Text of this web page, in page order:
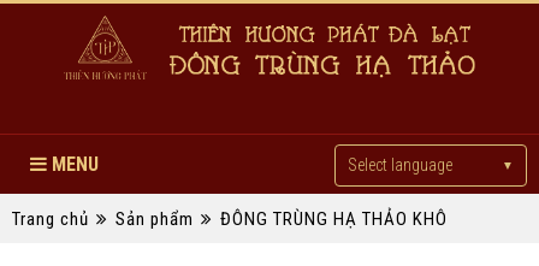
Select language ▼
MENU
Trang chủ Sản phẩm ĐÔNG TRÙNG HẠ THẢO KHÔ